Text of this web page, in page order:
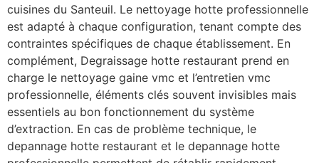
cuisines du Santeuil. Le nettoyage hotte professionnelle
est adapté à chaque configuration, tenant compte des
contraintes spécifiques de chaque établissement. En
complément, Degraissage hotte restaurant prend en
charge le nettoyage gaine vmc et l’entretien vmc
professionnelle, éléments clés souvent invisibles mais
essentiels au bon fonctionnement du système
d’extraction. En cas de problème technique, le
depannage hotte restaurant et le depannage hotte